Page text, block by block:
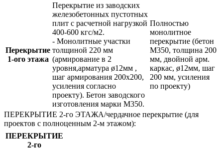
Перекрытие
1-ого этажа
Перекрытие из заводских
железобетонных пустотных
плит с расчетной нагрузкой
400-600 кгс/м2.
- Монолитные участки
толщиной 220 мм
(армирование в 2
уровня,арматура ø12мм ,
шаг армирования 200х200,
усиления согласно
проекту). Бетон заводского
изготовления марки М350.
Полностью
монолитное
перекрытие (бетон
М350, толщина 200
мм, двойной арм.
каркас, ø12мм, шаг
200 мм, усиления
по проекту)
ПЕРЕКРЫТИЕ 2-го ЭТАЖА/чердачное перекрытие (для
проектов с полноценным 2-м этажом):
ПЕРЕКРЫТИЕ
2-го